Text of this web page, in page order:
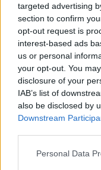
targeted advertising
section to confirm
opt-out request is
interest-based ads
us or personal
your opt-out. You
disclosure of your
IAB’s list of
also be disclosed by
Downstream
Please note that this
Personal Data
Με το πρόγραμμα FCAS
κοιτά αλλού. Αν και
άλλο μεγάλο πρόγραμμα
έχει ήδη διαμορφωθεί
και περιλαμβάνονται
Και ξαφνικά, με την
“στα κρύα του
μαχητικού
Είναι τραγικό,
η Ισπανία
με την